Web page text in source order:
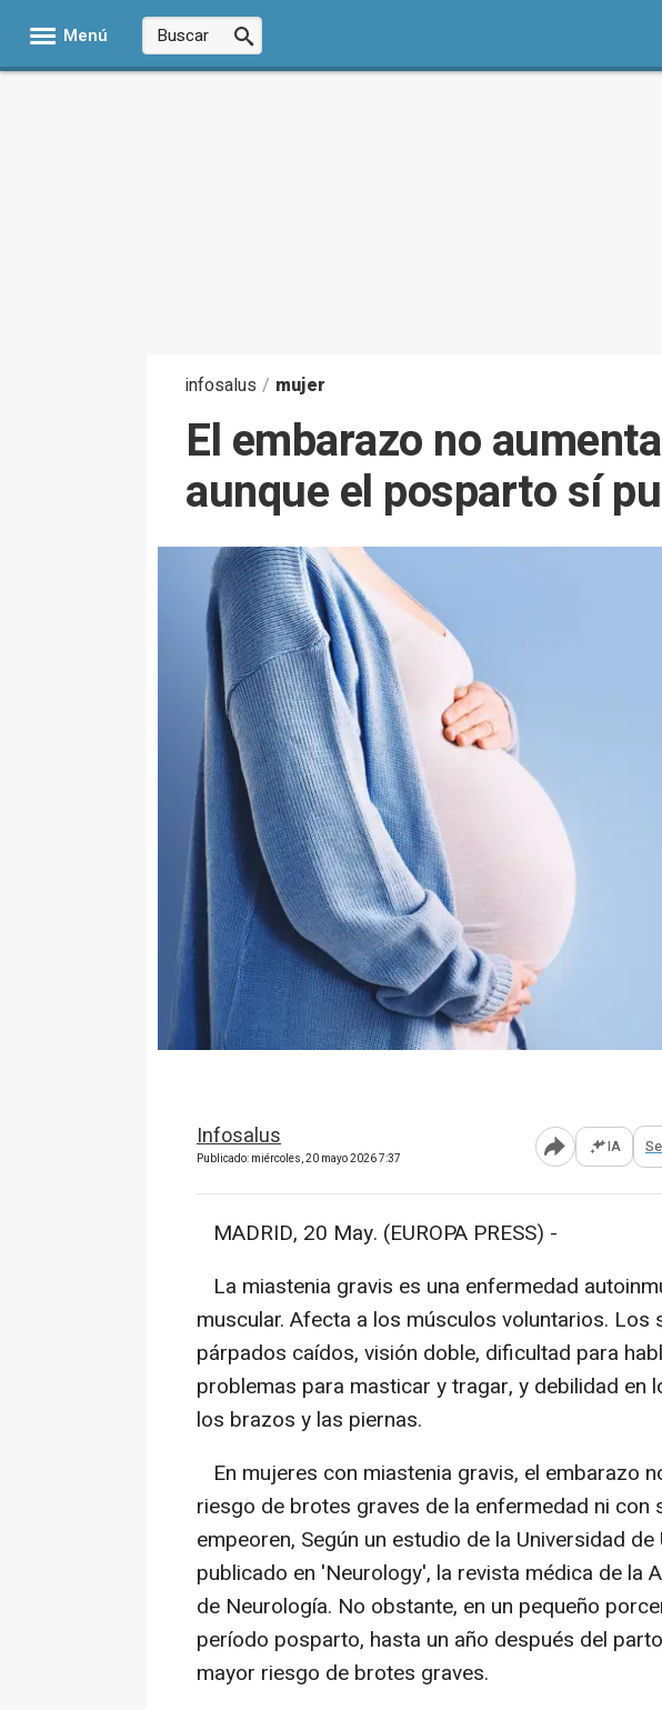
Menú
infosalus / mujer
El embarazo no
aunque el posparto sí
Infosalus
Publicado: miércoles, 20 mayo 2026 7:37 Abrir IA
MADRID, 20 May. (EUROPA PRESS) -
La miastenia gravis es una enfermedad
muscular. Afecta a los músculos voluntarios. Los
párpados caídos, visión doble, dificultad para
problemas para masticar y tragar, y debilidad en
los brazos y las piernas.
En mujeres con miastenia gravis, el embarazo
riesgo de brotes graves de la enfermedad ni con
empeoren, Según un estudio de la Universidad de
publicado en 'Neurology', la revista médica de la
de Neurología. No obstante, en un pequeño
período posparto, hasta un año después del
mayor riesgo de brotes graves.